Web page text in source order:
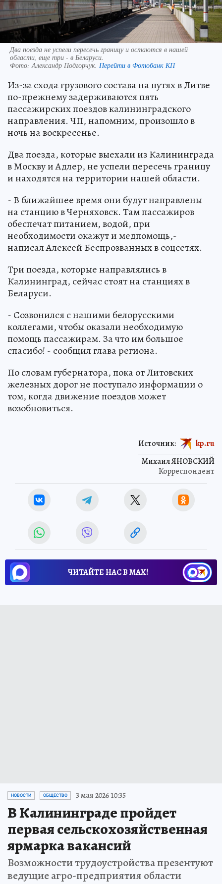
Два поезда не успели пересечь границу и остаются в нашей
области, еще три - в Беларуси.
Фото:Александр Подгорчук. Перейти в Фотобанк КП
Из-за схода грузового состава на путях в Литве
по-прежнему задерживаются пять
пассажирских поездов калининградского
направления. ЧП, напомним, произошло в
ночь на воскресенье.
Два поезда, которые выехали из Калининграда
в Москву и Адлер, не успели пересечь границу
и находятся на территории нашей области.
- В ближайшее время они будут направлены
на станцию в Черняховск. Там пассажиров
обеспечат питанием, водой, при
необходимости окажут и медпомощь,-
написал Алексей Беспрозванных в соцсетях.
Три поезда, которые направлялись в
Калининград, сейчас стоят на станциях в
Беларуси.
- Созвонился с нашими белорусскими
коллегами, чтобы оказали необходимую
помощь пассажирам. За что им большое
спасибо! - сообщил глава региона.
По словам губернатора, пока от Литовских
железных дорог не поступало информации о
том, когда движение поездов может
возобновиться.
Михаил ЯНОВСКИЙ
Корреспондент
Источник: kp.ru
ЧИТАЙТЕ НАС В МАХ!
НОВОСТИ ОБЩЕСТВО 3 мая 2026 10:35
В Калининграде пройдет
первая сельскохозяйственная
ярмарка вакансий
Возможности трудоустройства презентуют
ведущие агро-предприятия области